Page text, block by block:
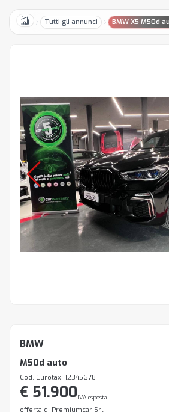
HomeTutti gli annunci BMW X5 M50d
BMW
M50d auto
Cod. Eurotax: 12345678
€ 51.900IVA esposta
offerta di Premiumcar Srl